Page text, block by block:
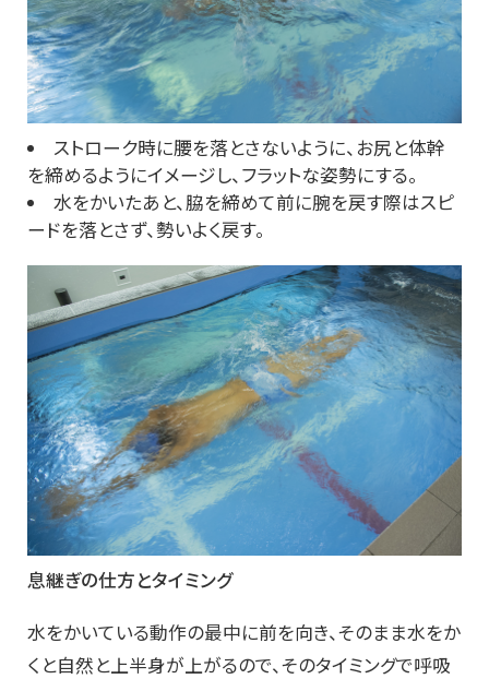
ストローク時に腰を落とさないように、お尻と体幹
を締めるようにイメージし、フラットな姿勢にする。
水をかいたあと、脇を締めて前に腕を戻す際はスピ
ードを落とさず、勢いよく戻す。
息継ぎの仕方とタイミング
水をかいている動作の最中に前を向き、そのまま水をか
くと自然と上半身が上がるので、そのタイミングで呼吸